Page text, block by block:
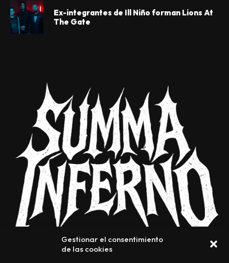
Gestionar el consentimiento
de las cookies
Ex-integrantes de Ill Niño forman Lions At
The Gate